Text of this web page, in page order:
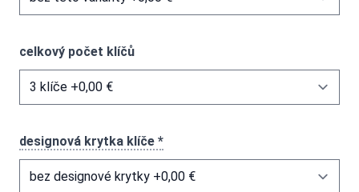
celkový počet klíčů
designová krytka klíče *